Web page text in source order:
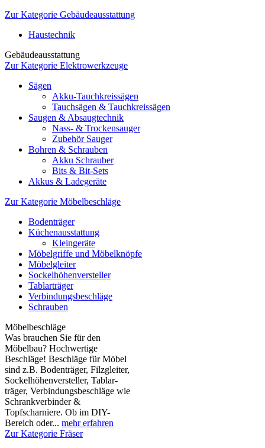
Zur Kategorie Gebäudeausstattung
Haustechnik
Gebäudeausstattung
Zur Kategorie Elektrowerkzeuge
Sägen
Akku-Tauchkreissägen
Tauchsägen & Tauchkreissägen
Saugen & Absaugtechnik
Nass- & Trockensauger
Zubehör Sauger
Bohren & Schrauben
Akku Schrauber
Bits & Bit-Sets
Akkus & Ladegeräte
Zur Kategorie Möbelbeschläge
Bodenträger
Küchenausstattung
Kleingeräte
Möbelgriffe und Möbelknöpfe
Möbelgleiter
Sockelhöhenversteller
Tablarträger
Verbindungsbeschläge
Schrauben
Möbelbeschläge
Was brauchen Sie für den
Möbelbau? Hochwertige
Beschläge! Beschläge für Möbel
sind z.B. Boden­träger, Filzgleiter,
Sockelhöhen­versteller, Tablar­
träger, Verbindungs­beschläge wie
Schrank­verbinder &
Topfscharniere. Ob im DIY-
Bereich oder... mehr erfahren
Zur Kategorie Fräser